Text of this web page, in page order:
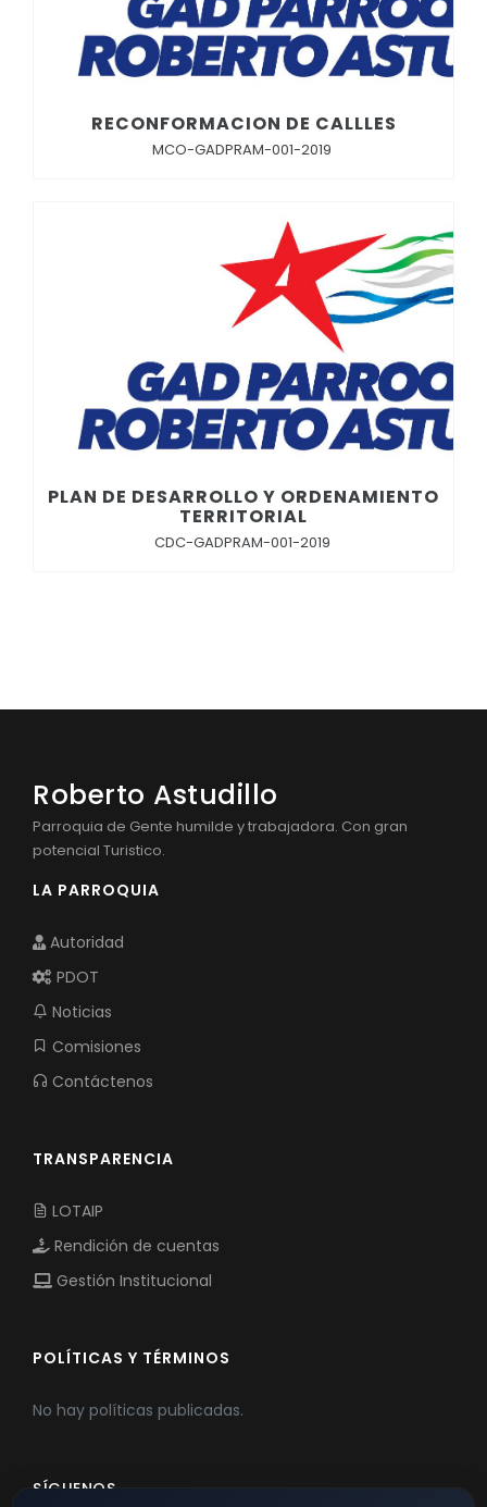
RECONFORMACION DE CALLLES
MCO-GADPRAM-001-2019
PLAN DE DESARROLLO Y ORDENAMIENTO
TERRITORIAL
CDC-GADPRAM-001-2019
Roberto Astudillo
Parroquia de Gente humilde y trabajadora. Con gran
potencial Turistico.
LA PARROQUIA
Autoridad
PDOT
Noticias
Comisiones
Contáctenos
TRANSPARENCIA
LOTAIP
Rendición de cuentas
Gestión Institucional
POLÍTICAS Y TÉRMINOS
No hay políticas publicadas.
SÍGUENOS